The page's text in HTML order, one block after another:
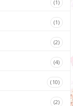
(1)
(1)
(2)
(4)
(10)
(2)